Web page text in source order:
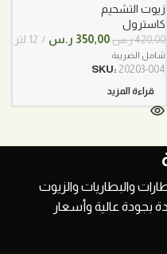
زيوت التشحيم
كاسترول
420,00ر.س السعر
هو:
350,00 ر.س السعر
12 لتر
شامل الضريبة
SKU: 20203-004
قراءة المزيد
والبطاريات والزيوت
بجودة عالية وأسعار